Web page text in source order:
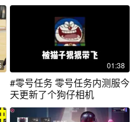
01:38
#零号任务 零号任务内测服今
天更新了个狗仔相机